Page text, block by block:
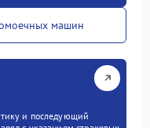
машин
и последующий